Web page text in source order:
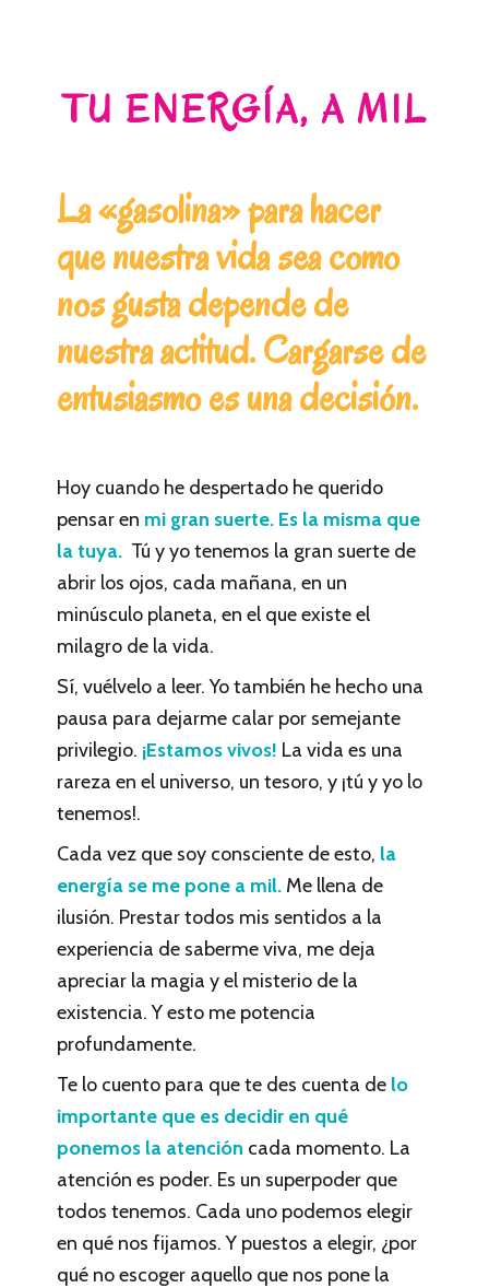
TU ENERGÍA, A MIL
La «gasolina» para hacer
que nuestra vida sea como
nos gusta depende de
nuestra actitud. Cargarse de
entusiasmo es una decisión.
Hoy cuando he despertado he querido
pensar en mi gran suerte. Es la misma que
la tuya. Tú y yo tenemos la gran suerte de
abrir los ojos, cada mañana, en un
minúsculo planeta, en el que existe el
milagro de la vida.
Sí, vuélvelo a leer. Yo también he hecho una
pausa para dejarme calar por semejante
privilegio. ¡Estamos vivos! La vida es una
rareza en el universo, un tesoro, y ¡tú y yo lo
tenemos!.
Cada vez que soy consciente de esto, la
energía se me pone a mil. Me llena de
ilusión. Prestar todos mis sentidos a la
experiencia de saberme viva, me deja
apreciar la magia y el misterio de la
existencia. Y esto me potencia
profundamente.
Te lo cuento para que te des cuenta de lo
importante que es decidir en qué
ponemos la atención cada momento. La
atención es poder. Es un superpoder que
todos tenemos. Cada uno podemos elegir
en qué nos fijamos. Y puestos a elegir, ¿por
qué no escoger aquello que nos pone la